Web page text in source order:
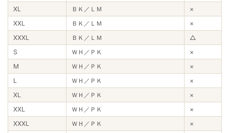
XL
ＢＫ／ＬＭ
×
XXL
ＢＫ／ＬＭ
×
XXXL
ＢＫ／ＬＭ
△
S
ＷＨ／ＰＫ
×
M
ＷＨ／ＰＫ
×
L
ＷＨ／ＰＫ
×
XL
ＷＨ／ＰＫ
×
XXL
ＷＨ／ＰＫ
×
XXXL
ＷＨ／ＰＫ
×